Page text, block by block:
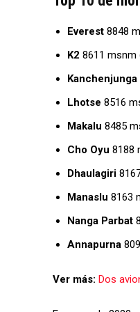
Everest 8848
K2 8611 msnm
Kanchenjunga
Lhotse 8516
Makalu 8485
Cho Oyu 8188
Dhaulagiri
Manaslu 8163
Nanga Parbat
Annapurna
Ver más: Dos